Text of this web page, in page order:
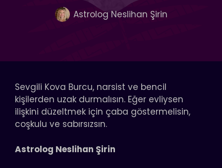
Astrolog Neslihan Şirin
Sevgili Kova Burcu, narsist ve bencil
kişilerden uzak durmalısın. Eğer evliysen
ilişkini düzeltmek için çaba göstermelisin,
coşkulu ve sabırsızsın.
Astrolog Neslihan Şirin